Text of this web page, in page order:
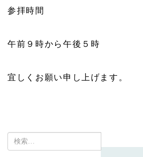
参拝時間
午前９時から午後５時
宜しくお願い申し上げます。
検
索: